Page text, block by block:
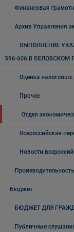
Финансовая
Архив Управления
ВЫПОЛНЕНИЕ
596-606 В
Оценка налоговых
Прочее
Отдел
Всероссийская
Новости
Бюджет
БЮДЖЕТ ДЛЯ
Публичные